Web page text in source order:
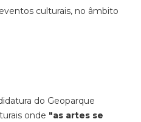
culturais, no âmbito
do Geoparque
onde "as artes se